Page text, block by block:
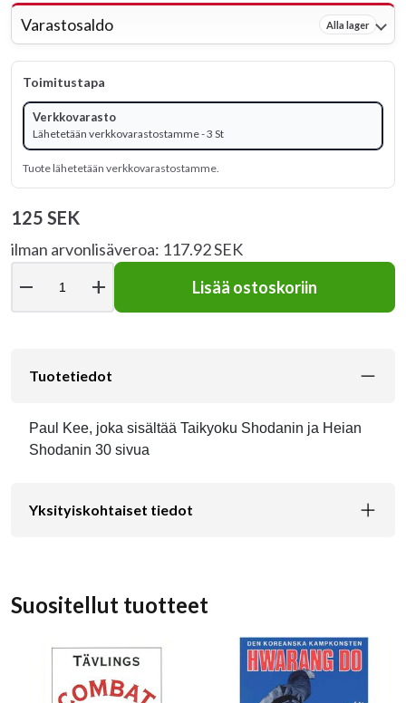
Varastosaldo Alla lager
Toimitustapa
Verkkovarasto
Lähetetään verkkovarastostamme - 3 St
Tuote lähetetään verkkovarastostamme.
125 SEK
ilman arvonlisäveroa: 117.92 SEK
remove add Lisää ostoskoriin
Tuotetiedot
Paul Kee, joka sisältää Taikyoku Shodanin ja Heian
Shodanin 30 sivua
Yksityiskohtaiset tiedot
Suositellut tuotteet